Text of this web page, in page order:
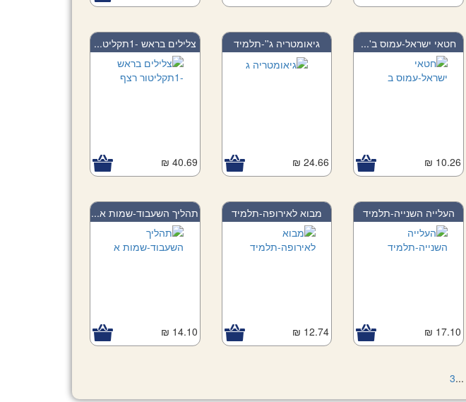
חטאי ישראל-עמוס ב'...
10.26 ₪
גיאומטריה ג''-תלמיד
24.66 ₪
צלילים בראש -1תקליט...
40.69 ₪
העלייה השנייה-תלמיד
17.10 ₪
מבוא לאירופה-תלמיד
12.74 ₪
תהליך השעבוד-שמות א...
14.10 ₪
...
3